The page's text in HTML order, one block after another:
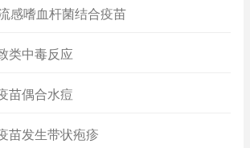
感嗜血杆菌结合疫苗
类中毒反应
苗偶合水痘
苗发生带状疱疹